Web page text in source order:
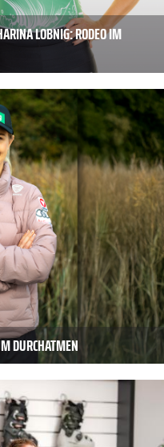
LOBNIG: RODEO IM
DURCHATMEN